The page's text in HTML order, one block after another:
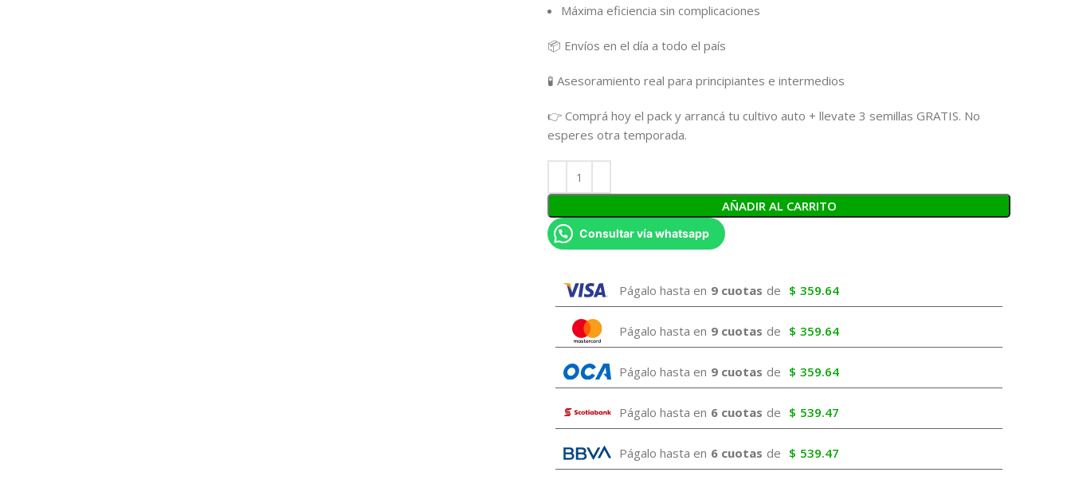
Máxima eficiencia sin complicaciones
📦 Envíos en el día a todo el país
🧪 Asesoramiento real para principiantes e intermedios
👉 Comprá hoy el pack y arrancá tu cultivo auto + llevate 3 semillas GRATIS. No
esperes otra temporada.
AÑADIR AL CARRITO
Consultar vía whatsapp
Págalo hasta en 9 cuotas de $ 359.64
Págalo hasta en 9 cuotas de $ 359.64
Págalo hasta en 9 cuotas de $ 359.64
Págalo hasta en 6 cuotas de $ 539.47
Págalo hasta en 6 cuotas de $ 539.47